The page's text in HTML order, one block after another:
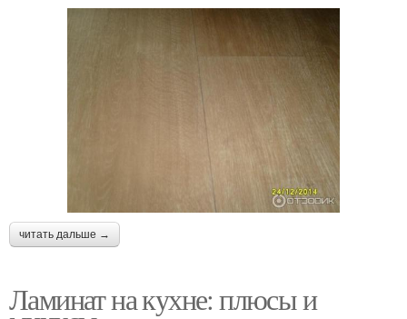
читать дальше →
Ламинат на кухне: плюсы и